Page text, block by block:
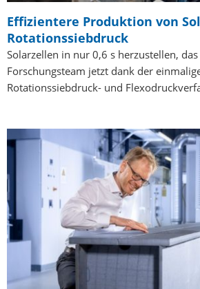
Effizientere Produktion von
Rotationssiebdruck
Solarzellen in nur 0,6 s herzustellen,
Forschungsteam jetzt dank der
Rotationssiebdruck- und